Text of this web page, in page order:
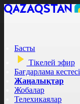
Басты
Тікелей эфир
Бағдарлама кестесі
Жаңалықтар
Жобалар
Телехикаялар